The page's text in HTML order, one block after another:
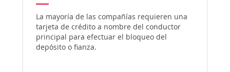
La mayoría de las compañías requieren una
tarjeta de crédito a nombre del conductor
principal para efectuar el bloqueo del
depósito o fianza.